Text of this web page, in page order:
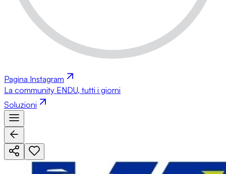
Pagina Instagram
La community ENDU, tutti i giorni
Soluzioni